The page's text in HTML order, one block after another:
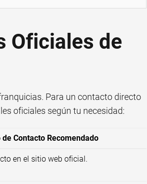
Oficiales de
Para un contacto directo
oficiales según tu necesidad:
de Contacto Recomendado
en el sitio web oficial.